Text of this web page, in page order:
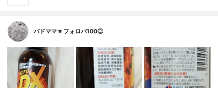
バドママ★フォロバ100◎